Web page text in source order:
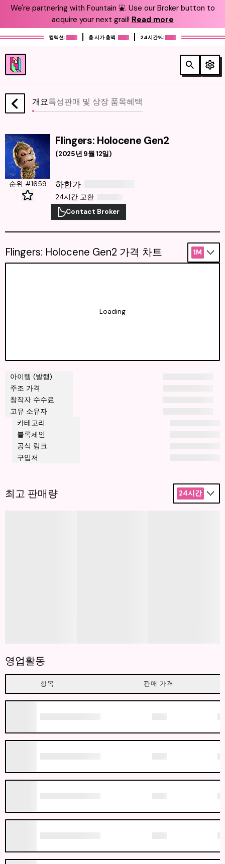
We're partnering with Fountain ⛲️. Use our Broker button to
acquire your next grail! Read more
컬렉션: 총 시가 총액: 24시간%:
개요특성판매 및 상장 품목혜택
Flingers: Holocene Gen2
(2025년 9월 12일)
순위 #1659 하한가:
24시간 교환:
Contact Broker
아이템 (발행)
주조 가격
창작자 수수료
고유 소유자
카테고리
블록체인
공식 링크
구입처
Flingers: Holocene Gen2 가격 차트 1M
Loading
최고 판매량 24시간
영업활동
항목 판매 가격